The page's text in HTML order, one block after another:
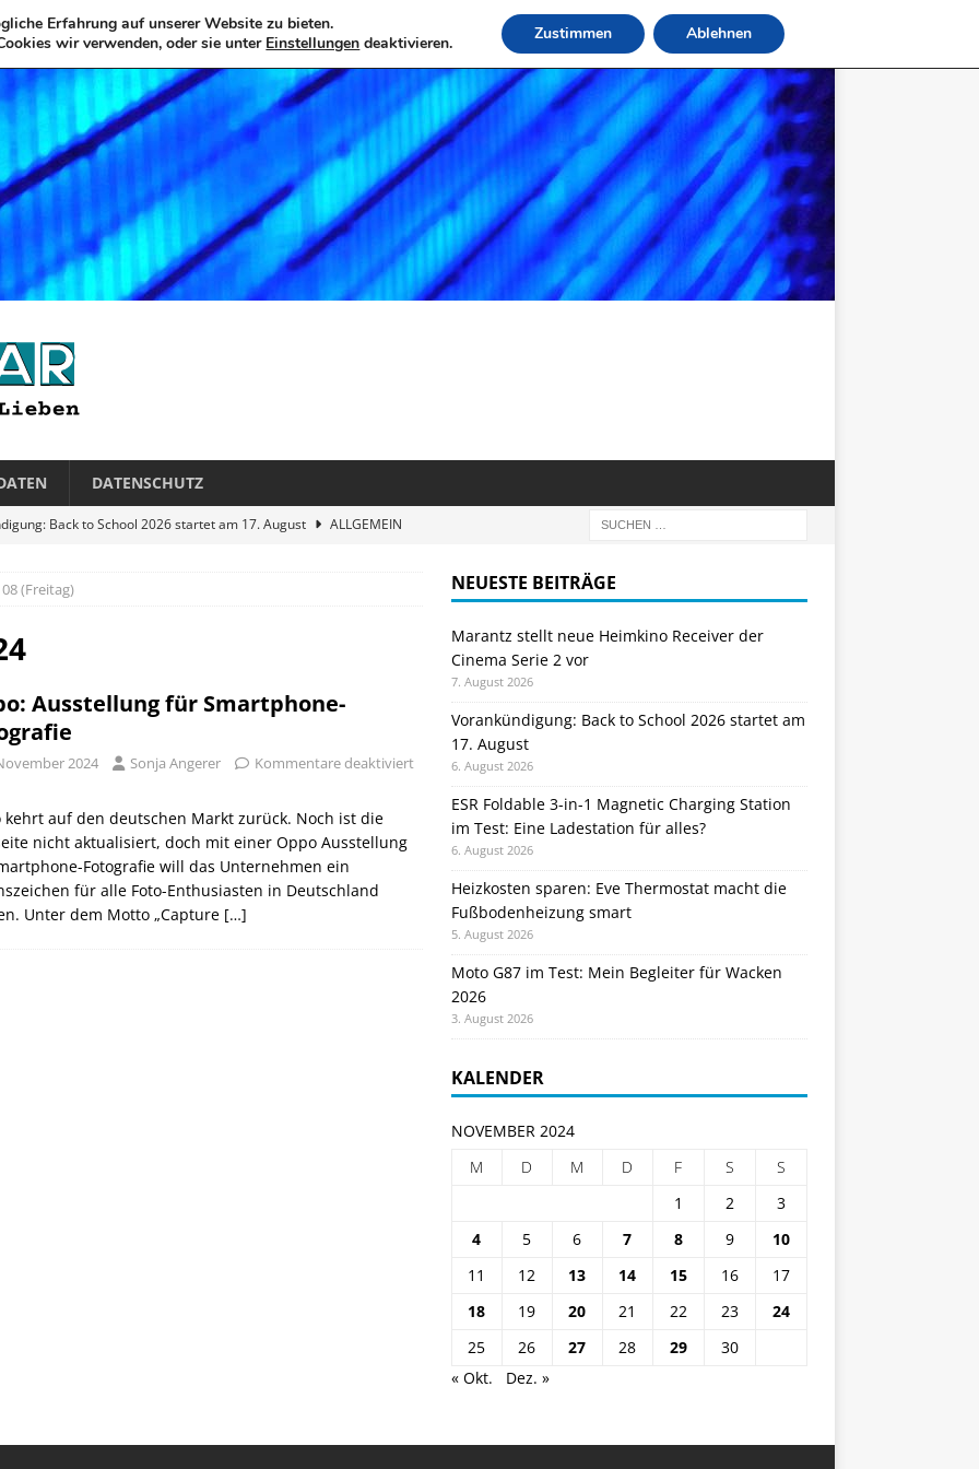
DATENSCHUTZ
Back to School 2026 startet am 17. August
ALLGEMEIN
sparen: Eve Thermostat macht die Fußbodenheizung smart
im Test: Mein Begleiter für Wacken 2026
TELEFON
neue Heimkino Receiver der Cinema Serie 2 vor
08 (Freitag)
Ausstellung für Smartphone-
2024 Sonja Angerer Kommentare deaktiviert
kehrt auf den deutschen Markt zurück. Noch ist die
nicht aktualisiert, doch mit einer Oppo Ausstellung
Fotografie will das Unternehmen ein
für alle Foto-Enthusiasten in Deutschland
Unter dem Motto „Capture […]
NEUESTE BEITRÄGE
Marantz stellt neue Heimkino Receiver der
Cinema Serie 2 vor
7. August 2026
Vorankündigung: Back to School 2026 startet am
17. August
6. August 2026
ESR Foldable 3-in-1 Magnetic Charging Station
im Test: Eine Ladestation für alles?
6. August 2026
Heizkosten sparen: Eve Thermostat macht die
Fußbodenheizung smart
5. August 2026
Moto G87 im Test: Mein Begleiter für Wacken
2026
3. August 2026
KALENDER
NOVEMBER 2024
M
D M D F S
S
1
2
3
4
5 6 7 8 9
10
11
12 13 14 15 16
17
18
19 20 21 22 23
24
25
26 27 28 29
30
« Okt.
Dez. »
Erfahrung auf unserer Website zu bieten.
wir verwenden, oder sie unter Einstellungen deaktivieren. Zustimmen Ablehnen